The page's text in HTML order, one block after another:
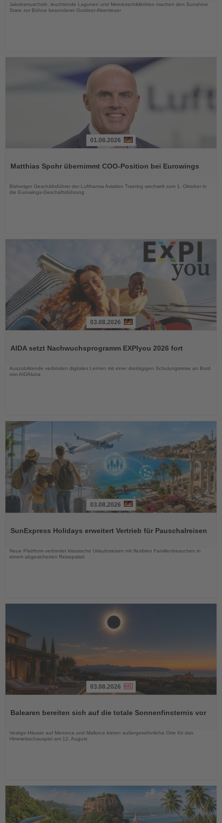
Jakobsmuscheln, leuchtende Lagunen und Meeresschildkröten machen den Sunshine
State zur Bühne besonderer Outdoor-Abenteuer
die
01.08.2026
Matthias Spohr übernimmt COO-Position bei Eurowings
Bisheriger Geschäftsführer der Lufthansa Aviation Training wechselt zum 1. Oktober in
die Eurowings-Geschäftsführung
die
03.08.2026
AIDA setzt Nachwuchsprogramm EXPIyou 2026 fort
Auszubildende verbinden digitales Lernen mit einer dreitägigen Schulungsreise an Bord
von AIDAluna
die
03.08.2026
SunExpress Holidays erweitert Vertrieb für Pauschalreisen
Neue Plattform verbindet klassische Urlaubsreisen mit flexiblen Familienbesuchen in
einem abgesicherten Reisepaket
die
03.08.2026
Balearen bereiten sich auf die totale Sonnenfinsternis vor
Vestige-Häuser auf Menorca und Mallorca bieten außergewöhnliche Orte für das
Himmelsschauspiel am 12. August